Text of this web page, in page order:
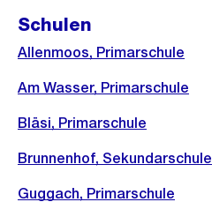
Schulen
Allenmoos, Primarschule
Am Wasser, Primarschule
Bläsi, Primarschule
Brunnenhof, Sekundarschule
Guggach, Primarschule